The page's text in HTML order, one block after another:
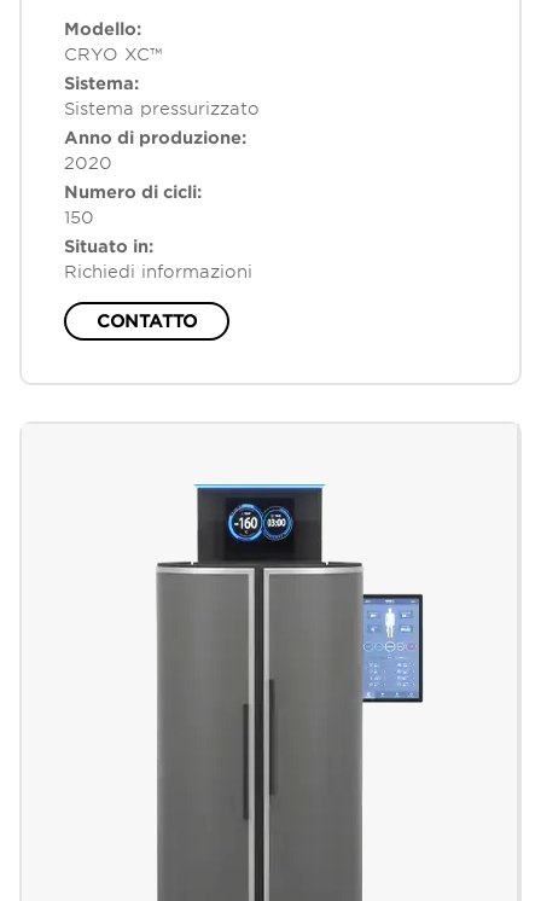
Modello:
CRYO XC™
Sistema:
Sistema pressurizzato
Anno di produzione:
2020
Numero di cicli:
150
Situato in:
Richiedi informazioni
CONTATTO